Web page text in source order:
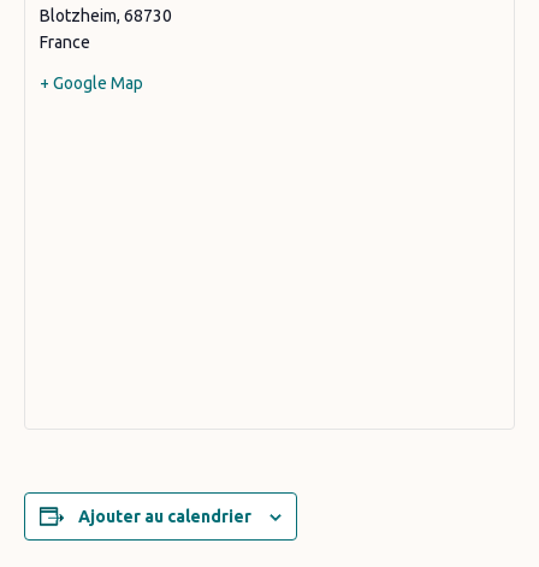
Blotzheim, 68730
France
+ Google Map
Ajouter au calendrier